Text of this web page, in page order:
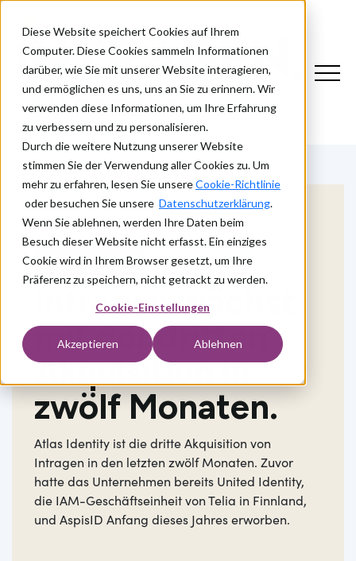
Diese Website speichert Cookies auf Ihrem
Computer. Diese Cookies sammeln Informationen
darüber, wie Sie mit unserer Website interagieren,
und ermöglichen es uns, uns an Sie zu erinnern. Wir
verwenden diese Informationen, um Ihre Erfahrung
zu verbessern und zu personalisieren.
Durch die weitere Nutzung unserer Website
stimmen Sie der Verwendung aller Cookies zu. Um
mehr zu erfahren, lesen Sie unsereCookie-Richtlinie
oder besuchen Sie unsere Datenschutzerklärung.
Wenn Sie ablehnen, werden Ihre Daten beim
Besuch dieser Website nicht erfasst. Ein einziges
Cookie wird in Ihrem Browser gesetzt, um Ihre
Präferenz zu speichern, nicht getrackt zu werden.
Cookie-Einstellungen
Akzeptieren Ablehnen
AKQUISITIONEN
Intragen wächst
mit der dritten
Akquisition in
zwölf Monaten.
Atlas Identity ist die dritte Akquisition von
Intragen in den letzten zwölf Monaten. Zuvor
hatte das Unternehmen bereits United Identity,
die IAM-Geschäftseinheit von Telia in Finnland,
und AspisID Anfang dieses Jahres erworben.